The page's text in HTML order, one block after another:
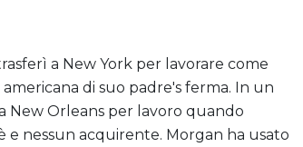
a New York per lavorare come
di suo padre's ferma. In un
New Orleans per lavoro quando
nessun acquirente. Morgan ha usato